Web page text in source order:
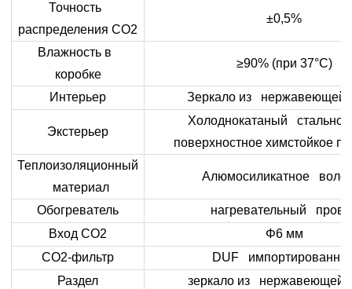
Точность
распределения CO2
±0,5%
Влажность в
коробке
≥90% (при 37°C)
Интерьер Зеркало из нержавеющей
Экстерьер
Холоднокатаный стальной
поверхностное химстойкое
Теплоизоляционный
материал
Алюмосиликатное
Обогреватель
нагревательный
Вход CO2
Φ6 мм
CO2-фильтр
DUF
Раздел
зеркало из нержавеющей